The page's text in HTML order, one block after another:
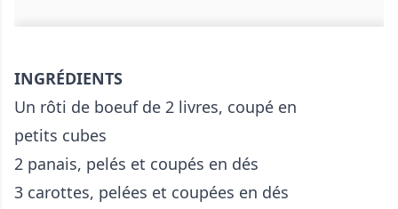
INGRÉDIENTS
Un rôti de boeuf de 2 livres, coupé en
petits cubes
2 panais, pelés et coupés en dés
3 carottes, pelées et coupées en dés